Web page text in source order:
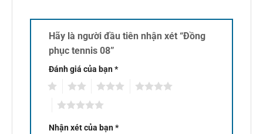
Hãy là người đầu tiên nhận xét “Đồng
phục tennis 08”
Đánh giá của bạn*
Nhận xét của bạn*